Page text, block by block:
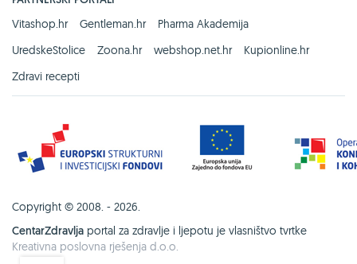
Vitashop.hr
Gentleman.hr
Pharma Akademija
UredskeStolice
Zoona.hr webshop.net.hr
Kupionline.hr
Zdravi recepti
Copyright © 2008. - 2026.
CentarZdravlja portal za zdravlje i ljepotu je vlasništvo tvrtke
Kreativna poslovna rješenja d.o.o.